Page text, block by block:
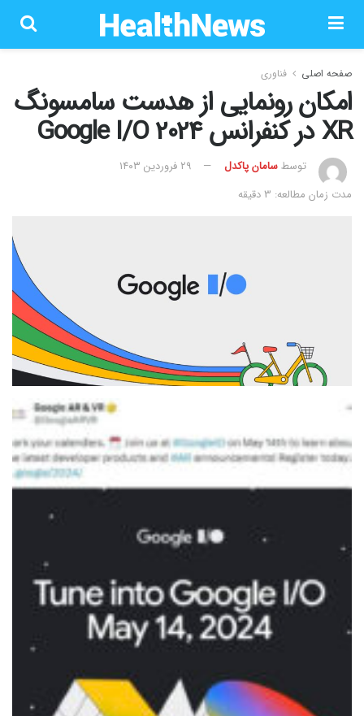
صفحه اصلی فناوری
امکان رونمایی از هدست سامسونگ
XR در کنفرانس Google I/O 2024
توسطسامان پاکدل
۲۹ فروردین ۱۴۰۳
مدت زمان مطالعه: 3 دقیقه